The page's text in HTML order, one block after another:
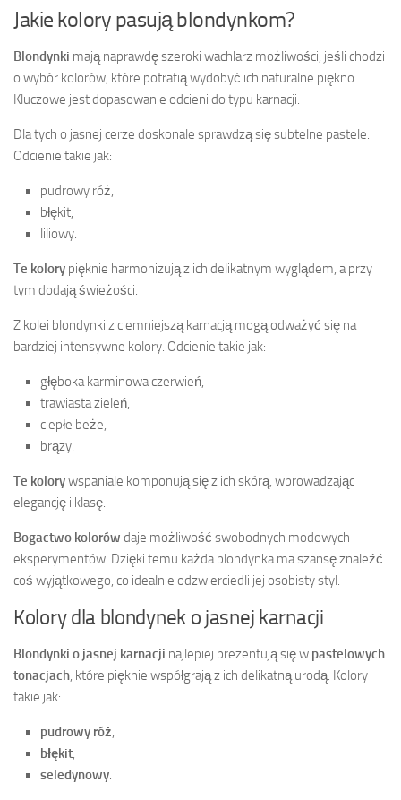
Jakie kolory pasują blondynkom?
Blondynki mają naprawdę szeroki wachlarz możliwości, jeśli chodzi
o wybór kolorów, które potrafią wydobyć ich naturalne piękno.
Kluczowe jest dopasowanie odcieni do typu karnacji.
Dla tych o jasnej cerze doskonale sprawdzą się subtelne pastele.
Odcienie takie jak:
pudrowy róż,
błękit,
liliowy.
Te kolory pięknie harmonizują z ich delikatnym wyglądem, a przy
tym dodają świeżości.
Z kolei blondynki z ciemniejszą karnacją mogą odważyć się na
bardziej intensywne kolory. Odcienie takie jak:
głęboka karminowa czerwień,
trawiasta zieleń,
ciepłe beże,
brązy.
Te kolorywspaniale komponują się z ich skórą, wprowadzając
elegancję i klasę.
Bogactwo kolorów daje możliwość swobodnych modowych
eksperymentów. Dzięki temu każda blondynka ma szansę znaleźć
coś wyjątkowego, co idealnie odzwierciedli jej osobisty styl.
Kolory dla blondynek o jasnej karnacji
Blondynki o jasnej karnacji najlepiej prezentują się w pastelowych
tonacjach, które pięknie współgrają z ich delikatną urodą. Kolory
takie jak:
pudrowy róż,
błękit,
seledynowy.